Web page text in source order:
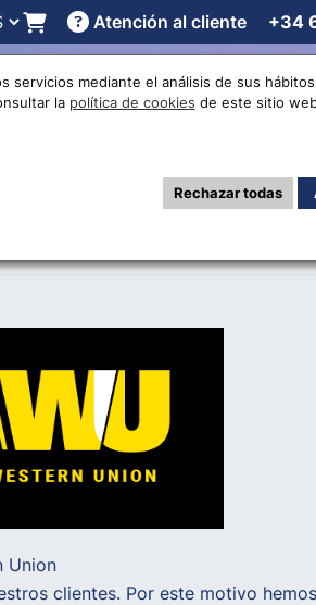
Atención al cliente +34
Localizaciones Trabaja con
Union
clientes. Por este motivo
servicios mediante el análisis de sus
la política de cookies de este sitio
Rechazar todas